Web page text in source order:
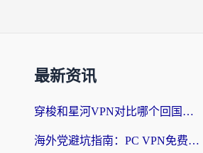
最新资讯
穿梭和星河VPN对比哪个回国效果更好？海外党亲测5款加速器的无缝访问指南
海外党避坑指南：PC VPN免费？别盲目！教你选对回国加速器无缝刷国内资源